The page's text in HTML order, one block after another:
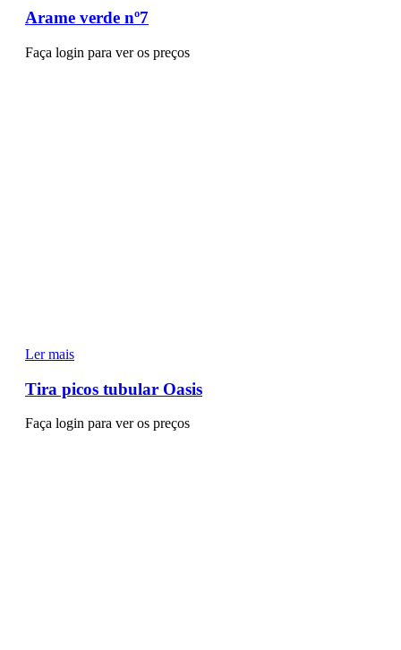
Arame verde nº7
Faça login para ver os preços
Ler mais
Tira picos tubular Oasis
Faça login para ver os preços